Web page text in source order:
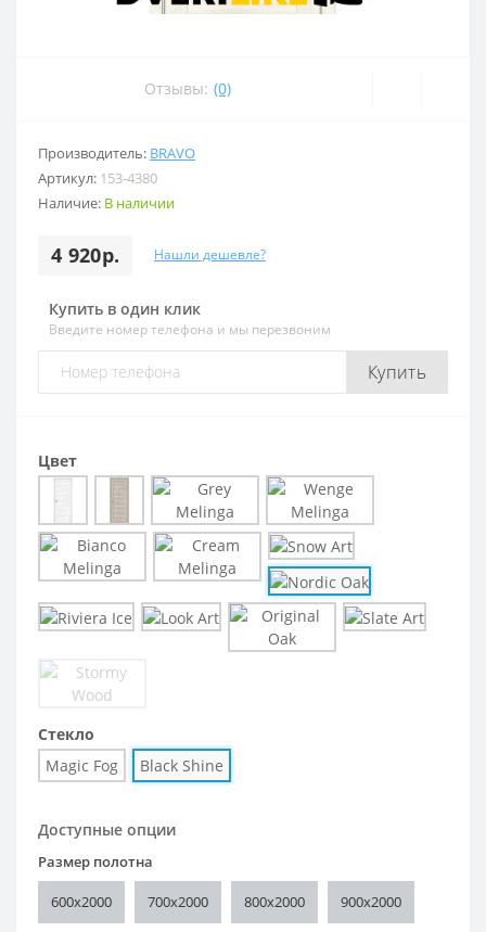
Отзывы: (0)
Производитель: BRAVO
Артикул: 153-4380
Наличие: В наличии
4 920р. Нашли дешевле?
Купить в один клик
Введите номер телефона и мы перезвоним
Купить
Цвет
Стекло
Magic Fog
Black Shine
Доступные опции
Размер полотна
600x2000 700x2000 800x2000 900x2000